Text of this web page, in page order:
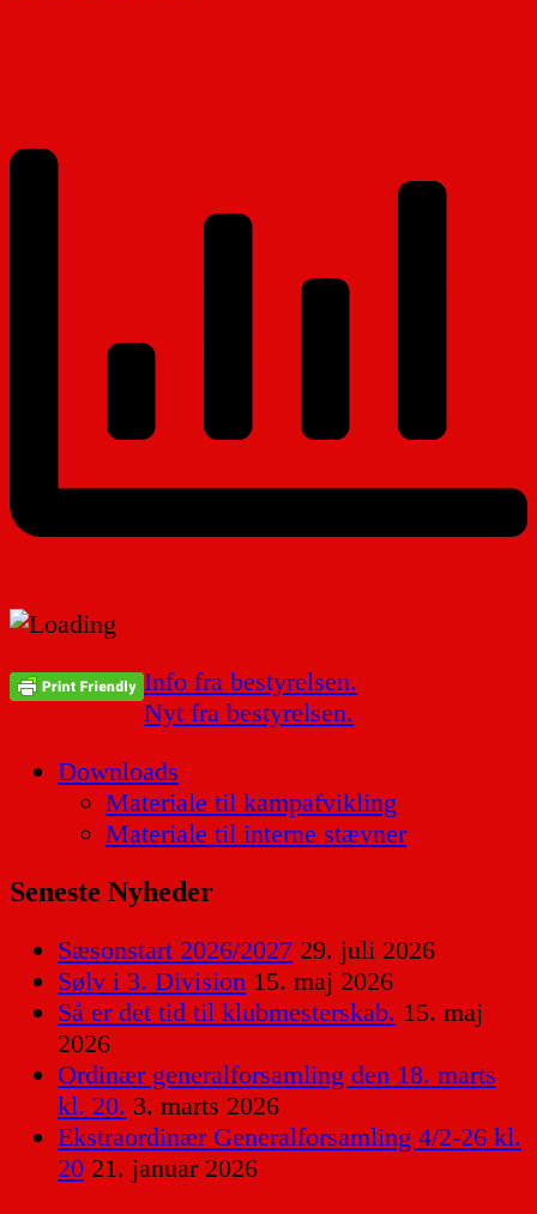
Indlægsnavigation
Info fra bestyrelsen.
Nyt fra bestyrelsen.
Downloads
Materiale til kampafvikling
Materiale til interne stævner
Seneste Nyheder
Sæsonstart 2026/2027 29. juli 2026
Sølv i 3. Division 15. maj 2026
Så er det tid til klubmesterskab. 15. maj
2026
Ordinær generalforsamling den 18. marts
kl. 20. 3. marts 2026
Ekstraordinær Generalforsamling 4/2-26 kl.
20 21. januar 2026